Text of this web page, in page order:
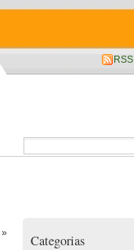
RSS
» Categorias